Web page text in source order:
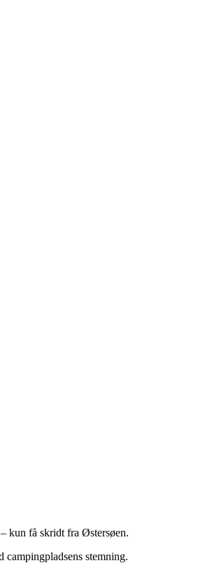
kun få skridt fra Østersøen.
stemning.